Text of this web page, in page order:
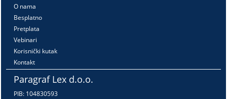
O nama
Besplatno
Pretplata
Vebinari
Korisnički kutak
Kontakt
Paragraf Lex d.o.o.
PIB: 104830593